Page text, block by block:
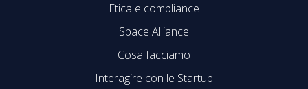
Etica e compliance
Space Alliance
Cosa facciamo
Interagire con le Startup